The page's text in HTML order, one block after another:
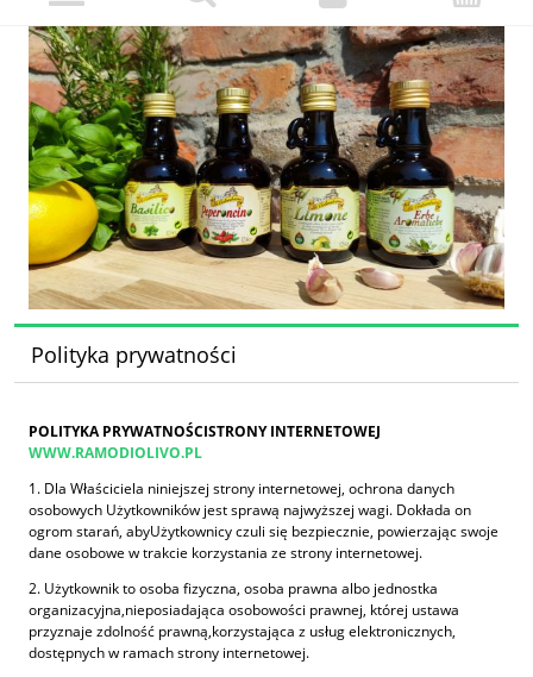
Polityka prywatności
POLITYKA PRYWATNOŚCISTRONY INTERNETOWEJ
WWW.RAMODIOLIVO.PL
1. Dla Właściciela niniejszej strony internetowej, ochrona danych
osobowych Użytkowników jest sprawą najwyższej wagi. Dokłada on
ogrom starań, abyUżytkownicy czuli się bezpiecznie, powierzając swoje
dane osobowe w trakcie korzystania ze strony internetowej.
2. Użytkownik to osoba fizyczna, osoba prawna albo jednostka
organizacyjna,nieposiadająca osobowości prawnej, której ustawa
przyznaje zdolność prawną,korzystająca z usług elektronicznych,
dostępnych w ramach strony internetowej.